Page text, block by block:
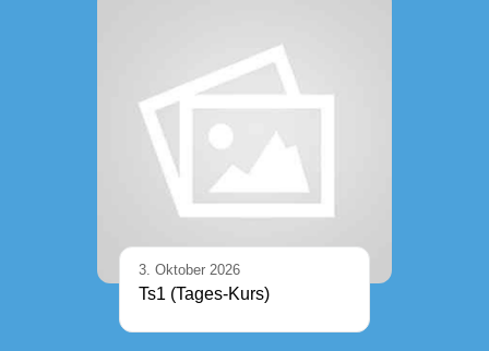
3. Oktober 2026
Ts1 (Tages-Kurs)